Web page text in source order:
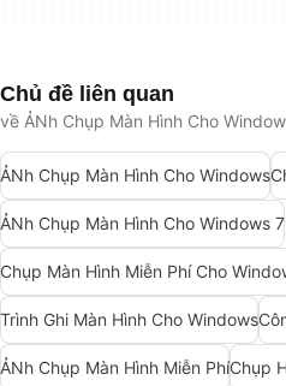
Chủ đề liên quan
về ẢNh Chụp Màn Hình Cho
ẢNh Chụp Màn Hình Cho Windows
ẢNh Chụp Màn Hình Cho Windows 7
Chụp Màn Hình Miễn Phí Cho
Trình Ghi Màn Hình Cho Windows
ẢNh Chụp Màn Hình Miễn PhíChụp